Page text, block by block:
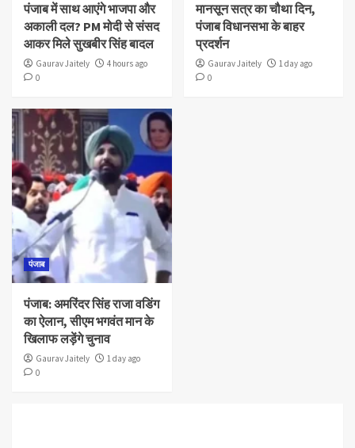
पंजाब में साथ आएंगे भाजपा और
अकाली दल? PM मोदी से संसद
आकर मिले सुखबीर सिंह बादल
Gaurav Jaitely
4 hours ago
0
मानसून सत्र का चौथा दिन,
पंजाब विधानसभा के बाहर
प्रदर्शन
Gaurav Jaitely
1 day ago
0
पंजाब
पंजाब: अमरिंदर सिंह राजा वडिंग
का ऐलान, सीएम भगवंत मान के
खिलाफ लड़ेंगे चुनाव
Gaurav Jaitely
1 day ago
0